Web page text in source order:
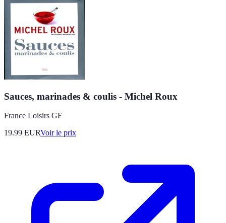
Sauces, marinades & coulis - Michel Roux
France Loisirs GF
19.99 EURVoir le prix